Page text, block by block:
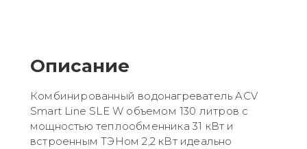
Описание
Комбинированный водонагреватель ACV
Smart Line SLE W объемом 130 литров с
мощностью теплообменника 31 кВт и
встроенным ТЭНом 2,2 кВт идеально